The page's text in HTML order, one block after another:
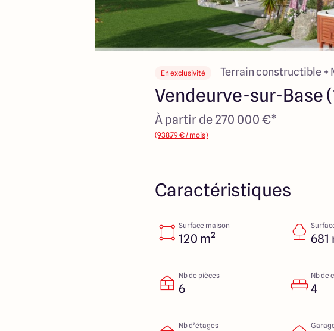
En exclusivité Terrain constructible +
Vendeurve-sur-Base
À partir de 270 000 €*
(938.79 € / mois)
Caractéristiques
Surface maison
120 m² 681
Nb de pièces
6
Nb de
4
Nb d’étages